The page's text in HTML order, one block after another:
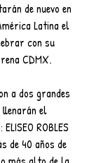
de nuevo en
Latina el
con su
CDMX.
a dos grandes
llenarán el
ROBLES
de 40 años de